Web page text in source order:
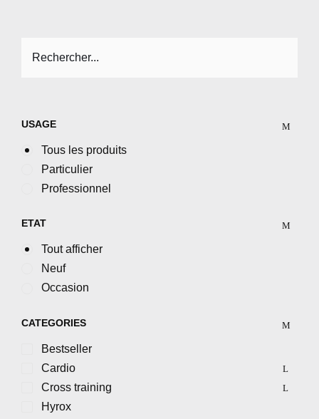
USAGE
Tous les produits
Particulier
Professionnel
ETAT
Tout afficher
Neuf
Occasion
CATEGORIES
Bestseller
Cardio
Cross training
Hyrox